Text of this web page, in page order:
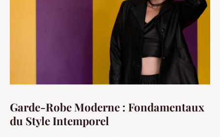
Garde-Robe Moderne : Fondamentaux
du Style Intemporel